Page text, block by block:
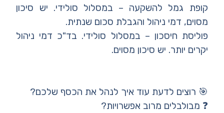
קופת גמל להשקעה – במסלול סולידי. יש סיכון
מסוים, דמי ניהול והגבלת סכום שנתית.
פוליסת חיסכון – במסלול סולידי. בד"כ דמי ניהול
יקרים יותר. יש סיכון מסוים.
🎯 רוצים לדעת עוד איך לנהל את הכסף שלכם?
❓ מבולבלים מרוב אפשרויות?